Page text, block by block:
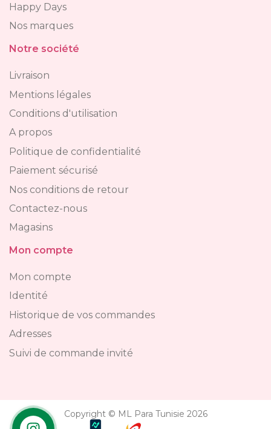
Happy Days
Nos marques
Notre société
Livraison
Mentions légales
Conditions d'utilisation
A propos
Politique de confidentialité
Paiement sécurisé
Nos conditions de retour
Contactez-nous
Magasins
Mon compte
Mon compte
Identité
Historique de vos commandes
Adresses
Suivi de commande invité
Copyright © ML Para Tunisie 2026